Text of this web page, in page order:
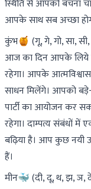
स्थिति से आपको बचना
आपके साथ सब अच्छा
कुंभ🍯 (गू, गे, गो, सा,
आज का दिन आपके लिये
रहेगा। आपके
साधन मिलेंगे। आपको बड़े-
पार्टी का आयोजन कर
रहेगा। दाम्पत्य संबंधों
बढ़िया है। आप कुछ
हैं।
मीन🐳 (दी, दू, थ, झ, ञ,